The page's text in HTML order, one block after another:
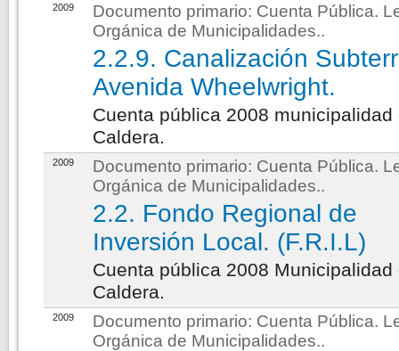
2009 Documento primario: Cuenta Pública.
Orgánica de Municipalidades..
2.2.9. Canalización
Avenida Wheelwright.
Cuenta pública 2008 municipalidad
Caldera.
2009 Documento primario: Cuenta Pública.
Orgánica de Municipalidades..
2.2. Fondo Regional de
Inversión Local. (F.R.I.L)
Cuenta pública 2008 Municipalidad
Caldera.
2009 Documento primario: Cuenta Pública.
Orgánica de Municipalidades..